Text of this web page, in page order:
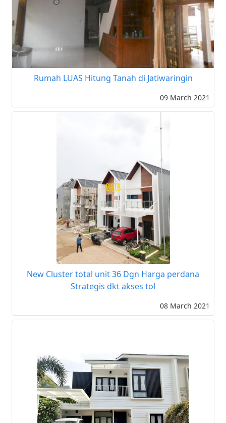
Rumah LUAS Hitung Tanah di Jatiwaringin
09 March 2021
New Cluster total unit 36 Dgn Harga perdana
Strategis dkt akses tol
08 March 2021